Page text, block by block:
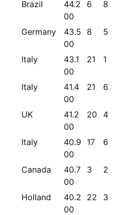
Brazil
44.2
00
6 8
Germany
43.5
00
8 5
Italy
43.1
00
21 1
Italy
41.4
00
21 6
UK
41.2
00
20 4
Italy
40.9
00
17 6
Canada
40.7
00
3 2
Holland
40.2
00
22 3